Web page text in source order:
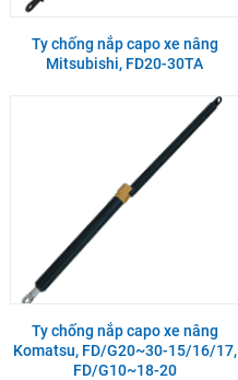
Ty chống nắp capo xe nâng
Mitsubishi, FD20-30TA
Ty chống nắp capo xe nâng
Komatsu, FD/G20~30-15/16/17,
FD/G10~18-20